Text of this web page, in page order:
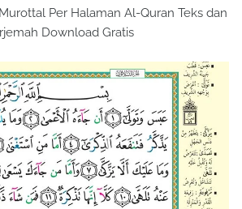
Per Halaman Al-Quran Teks dan
Download Gratis